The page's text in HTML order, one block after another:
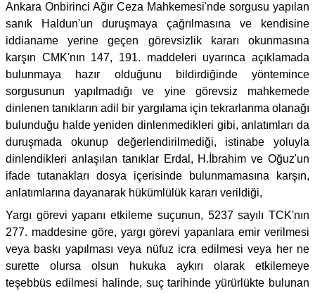
Ankara Onbirinci Ağır Ceza Mahkemesi'nde sorgusu yapılan
sanık Haldun'un duruşmaya çağrılmasına ve kendisine
iddianame yerine geçen görevsizlik kararı okunmasına
karşın CMK'nın 147, 191. maddeleri uyarınca açıklamada
bulunmaya hazır olduğunu bildirdiğinde yöntemince
sorgusunun yapılmadığı ve yine görevsiz mahkemede
dinlenen tanıkların adil bir yargılama için tekrarlanma olanağı
bulunduğu halde yeniden dinlenmedikleri gibi, anlatımları da
duruşmada okunup değerlendirilmediği, istinabe yoluyla
dinlendikleri anlaşılan tanıklar Erdal, H.İbrahim ve Oğuz'un
ifade tutanakları dosya içerisinde bulunmamasına karşın,
anlatımlarına dayanarak hükümlülük kararı verildiği,
Yargı görevi yapanı etkileme suçunun, 5237 sayılı TCK'nın
277. maddesine göre, yargı görevi yapanlara emir verilmesi
veya baskı yapılması veya nüfuz icra edilmesi veya her ne
surette olursa olsun hukuka aykırı olarak etkilemeye
teşebbüs edilmesi halinde, suç tarihinde yürürlükte bulunan